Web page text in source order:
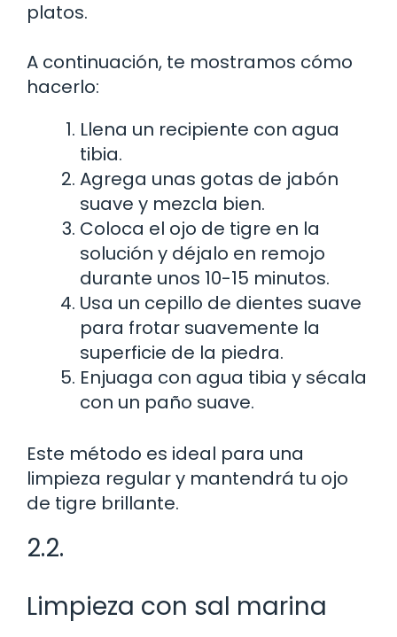
platos.
A continuación, te mostramos cómo
hacerlo:
Llena un recipiente con agua
tibia.
Agrega unas gotas de jabón
suave y mezcla bien.
Coloca el ojo de tigre en la
solución y déjalo en remojo
durante unos 10-15 minutos.
Usa un cepillo de dientes suave
para frotar suavemente la
superficie de la piedra.
Enjuaga con agua tibia y sécala
con un paño suave.
Este método es ideal para una
limpieza regular y mantendrá tu ojo
de tigre brillante.
2.2.
Limpieza con sal marina